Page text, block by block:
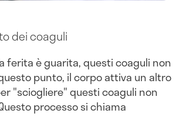
dei coaguli
ferita è guarita, questi coaguli non
punto, il corpo attiva un altro
"sciogliere" questi coaguli non
processo si chiama